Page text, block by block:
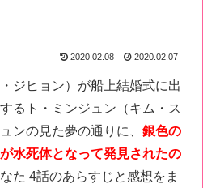
2020.02.08 2020.02.07
ジヒョン）が船上結婚式に出
るト・ミンジュン（キム・ス
ンの見た夢の通りに、 銀色の
水死体となって発見されたの
た 4話のあらすじと感想をま